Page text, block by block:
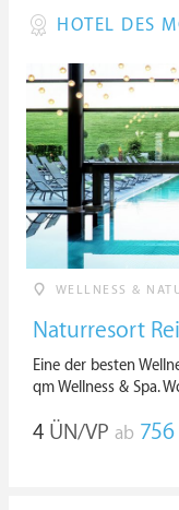
HOTEL DES
WELLNESS &
Naturresort
Eine der besten
qm Wellness & Spa.
4 ÜN/VP ab 756